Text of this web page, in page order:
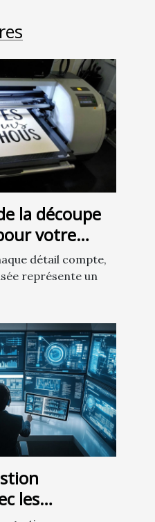
la découpe
votre
produit
détail compte,
représente un
les